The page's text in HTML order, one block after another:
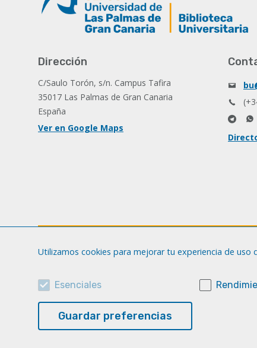
Dirección
C/Saulo Torón, s/n. Campus Tafira
35017 Las Palmas de Gran Canaria
España
Ver en Google Maps
Utilizamos cookies para mejorar tu experiencia de uso
Esenciales
Guardar preferencias